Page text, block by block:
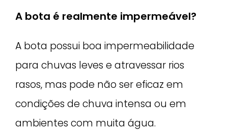
A bota é realmente impermeável?
A bota possui boa impermeabilidade
para chuvas leves e atravessar rios
rasos, mas pode não ser eficaz em
condições de chuva intensa ou em
ambientes com muita água.